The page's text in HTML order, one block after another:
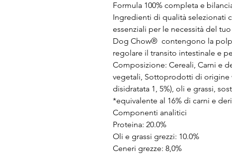
Formula 100% completa e
Ingredienti di qualità selezionati
essenziali per le necessità del
Dog Chow® contengono la
regolare il transito intestinale e
Composizione: Cereali, Carni e
vegetali, Sottoprodotti di
disidratata 1, 5%), oli e grassi,
*equivalente al 16% di carni e
Componenti analitici
Proteina: 20.0%
Oli e grassi grezzi: 10.0%
Ceneri grezze: 8,0%